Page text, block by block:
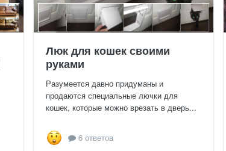
Люк для кошек своими
руками
Разумеется давно придуманы и
продаются специальные лючки для
кошек, которые можно врезать в дверь...
6 ответов